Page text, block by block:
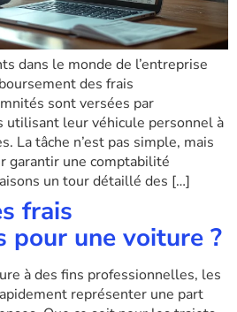
dans le monde de l’entreprise
des frais
sont versées par
utilisant leur véhicule personnel à
La tâche n’est pas simple, mais
garantir une comptabilité
un tour détaillé des […]
frais
pour une voiture ?
à des fins professionnelles, les
représenter une part